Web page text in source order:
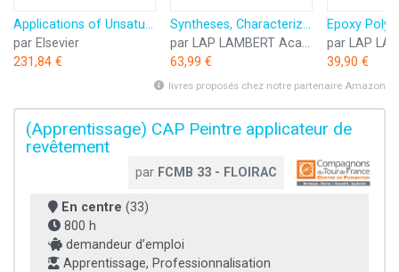
Applications of Unsaturated Polyester Resins: Synthesis, Modifications, and Preparation Methods
par Elsevier
231,84 €
Syntheses, Characterization, Applications of S-bearing Chelating resin: Overview on Literature, methods of syntheses and Applications of Various S-containing Chelating resins
par LAP LAMBERT Academic Publishing
63,99 €
39,90 €
livres proposés chez notre partenaire Amazon
(Apprentissage) CAP Peintre applicateur de
revêtement
par FCMB 33 - FLOIRAC
En centre (33)
800 h
demandeur d’emploi
Apprentissage, Professionnalisation